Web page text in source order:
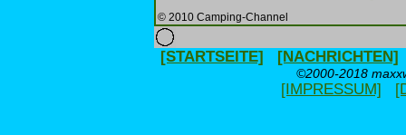
© 2010 Camping-Channel
[STARTSEITE] [NACHRICHTEN]
©2000-2018
[IMPRESSUM]